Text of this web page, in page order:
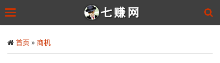
to
main
Toggle
首页 » 商机